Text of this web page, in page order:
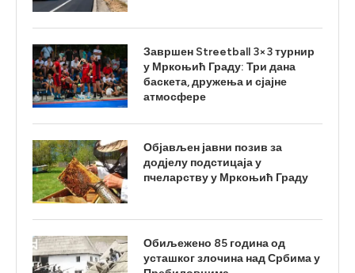
Завршен Streetball 3×3 турнир
у Мркоњић Граду: Три дана
баскета, дружења и сјајне
атмосфере
Објављен јавни позив за
додјелу подстицаја у
пчеларству у Мркоњић Граду
Обиљежено 85 година од
усташког злочина над Србима у